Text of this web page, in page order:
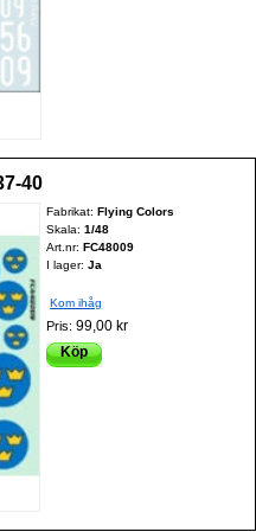
40
Fabrikat: Flying Colors
Skala:1/48
Art.nr: FC48009
I lager: Ja
Kom ihåg
Pris:99,00 kr
Köp